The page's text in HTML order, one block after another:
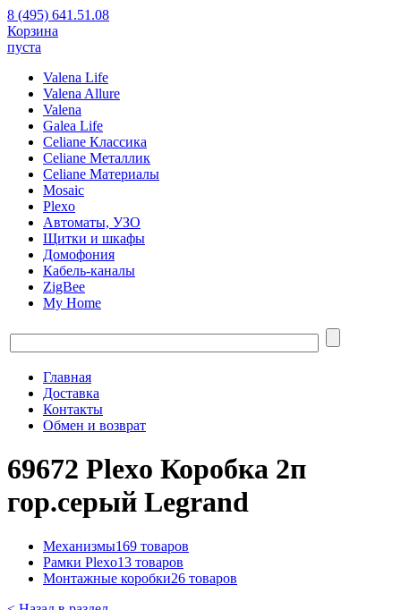
8 (495) 641.51.08
Корзина
пуста
Valena Life
Valena Allure
Valena
Galea Life
Celiane Классика
Celiane Металлик
Celiane Материалы
Mosaic
Plexo
Автоматы, УЗО
Щитки и шкафы
Домофония
Кабель-каналы
ZigBee
My Home
Главная
Доставка
Контакты
Обмен и возврат
69672 Plexo Коробка 2п
гор.серый Legrand
Механизмы169 товаров
Рамки Plexo13 товаров
Монтажные коробки26 товаров